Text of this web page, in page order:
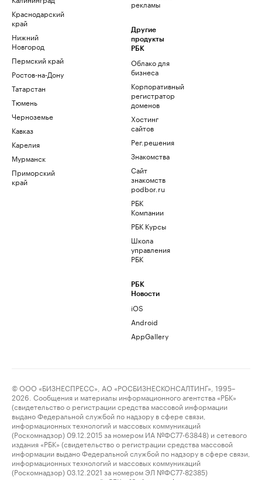
Краснодарский
край
Нижний
Новгород
Пермский край
Ростов-на-Дону
Татарстан
Тюмень
Черноземье
Кавказ
Карелия
Мурманск
Приморский
край
рекламы
Другие
продукты
РБК
Облако для
бизнеса
Корпоративный
регистратор
доменов
Хостинг
сайтов
Рег.решения
Знакомства
Сайт
знакомств
podbor.ru
РБК
Компании
РБК Курсы
Школа
управления
РБК
РБК
Новости
iOS
Android
AppGallery
© ООО «БИЗНЕСПРЕСС», АО «РОСБИЗНЕСКОНСАЛТИНГ», 1995–
2026. Сообщения и материалы информационного агентства «РБК»
(свидетельство о регистрации средства массовой информации
выдано Федеральной службой по надзору в сфере связи,
информационных технологий и массовых коммуникаций
(Роскомнадзор) 09.12.2015 за номером ИА №ФС77-63848) и сетевого
издания «РБК» (свидетельство о регистрации средства массовой
информации выдано Федеральной службой по надзору в сфере связи,
информационных технологий и массовых коммуникаций
(Роскомнадзор) 03.12.2021 за номером ЭЛ №ФС77-82385)